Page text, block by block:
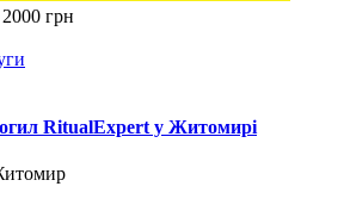
грн
RitualExpert у Житомирі